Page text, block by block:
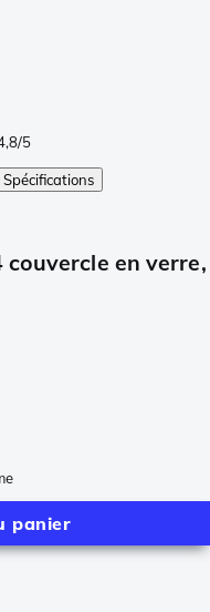
5
Spécifications
en verre,
panier